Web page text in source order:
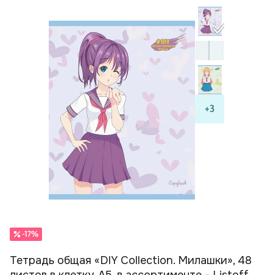
+3
-17%
Тетрадь общая «DIY Collection. Милашки», 48